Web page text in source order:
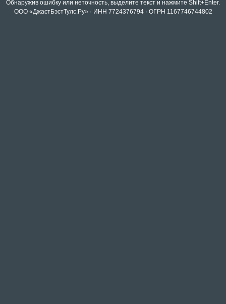
Обнаружив ошибку или неточность, выделите текст и нажмите Shift+Enter.
ООО «ДжастБэстТулс.Ру» · ИНН 7724376794 · ОГРН 1167746744802